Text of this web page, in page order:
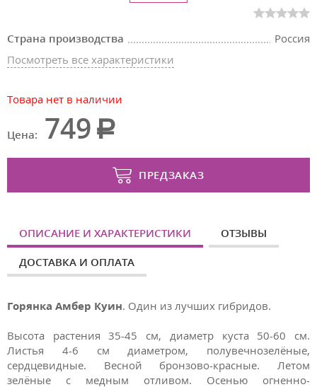
Страна производства
Россия
Посмотреть все характеристики
Товара нет в наличии
Цена: 749
ПРЕДЗАКАЗ
ОПИСАНИЕ И ХАРАКТЕРИСТИКИ ОТЗЫВЫ
ДОСТАВКА И ОПЛАТА
Горянка Амбер Куин. Один из лучших гибридов.
Высота растения 35-45 см, диаметр куста 50-60 см.
Листья 4-6 см диаметром, полувечнозелёные,
сердцевидные. Весной бронзово-красные. Летом
зелёные с медным отливом. Осенью огненно-